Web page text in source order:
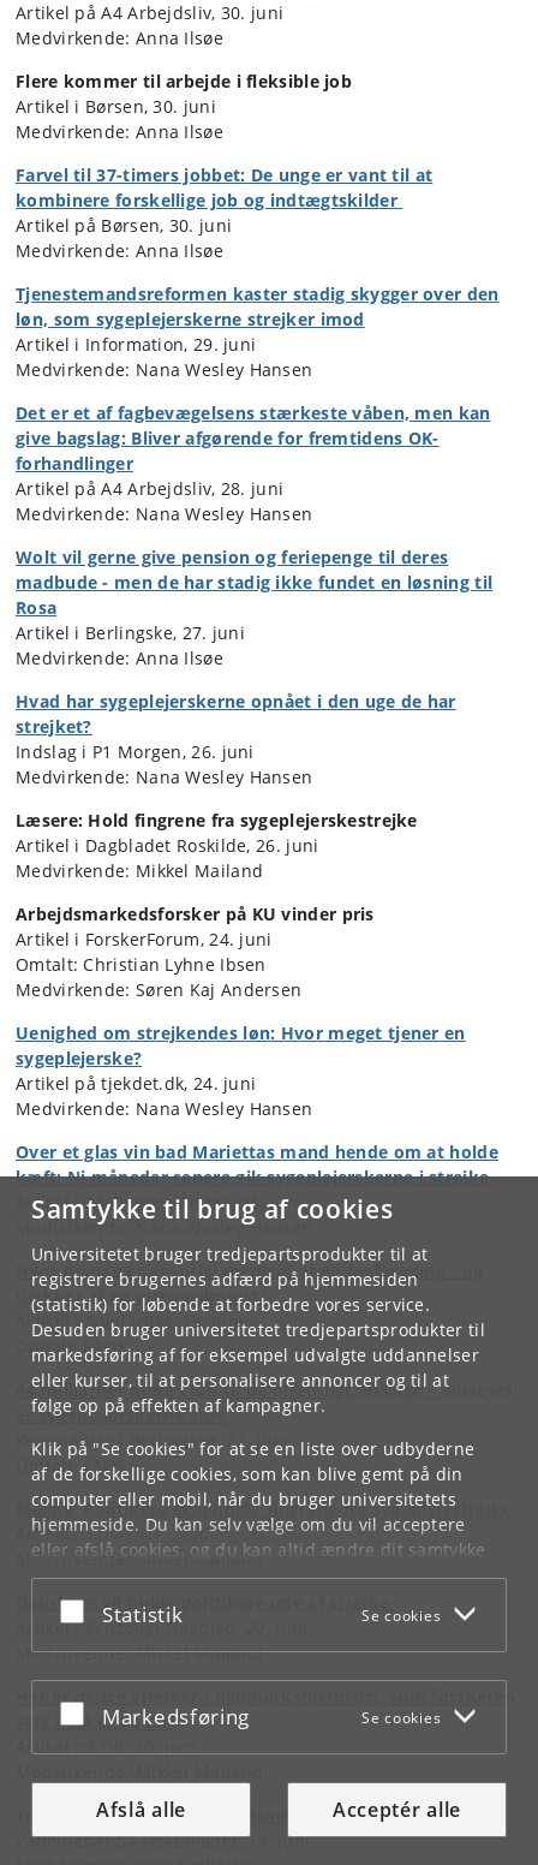
Samtykke til brug af cookies
Universitetet bruger tredjepartsprodukter til at
registrere brugernes adfærd på hjemmesiden
(statistik) for løbende at forbedre vores service.
Desuden bruger universitetet tredjepartsprodukter til
markedsføring af for eksempel udvalgte uddannelser
eller kurser, til at personalisere annoncer og til at
følge op på effekten af kampagner.
Klik på "Se cookies" for at se en liste over udbyderne
af de forskellige cookies, som kan blive gemt på din
computer eller mobil, når du bruger universitetets
hjemmeside. Du kan selv vælge om du vil acceptere
eller afslå cookies, og du kan altid ændre dit samtykke
underCookie- og privatlivspolitiksom du finder i
bunden af hver side.
Acceptér eller afslå
Statistik Se cookies
Acceptér eller afslå
Markedsføring Se cookies
Afslå alle Acceptér alle
Artikel på A4 Arbejdsliv, 30. juni
Medvirkende: Anna Ilsøe
Flere kommer til arbejde i fleksible job
Artikel i Børsen, 30. juni
Medvirkende: Anna Ilsøe
Farvel til 37-timers jobbet: De unge er vant til at
kombinere forskellige job og indtægtskilder
Artikel på Børsen, 30. juni
Medvirkende: Anna Ilsøe
Tjenestemandsreformen kaster stadig skygger over den
løn, som sygeplejerskerne strejker imod
Artikel i Information, 29. juni
Medvirkende: Nana Wesley Hansen
Det er et af fagbevægelsens stærkeste våben, men kan
give bagslag: Bliver afgørende for fremtidens OK-
forhandlinger
Artikel på A4 Arbejdsliv, 28. juni
Medvirkende: Nana Wesley Hansen
Wolt vil gerne give pension og feriepenge til deres
madbude - men de har stadig ikke fundet en løsning til
Rosa
Artikel i Berlingske, 27. juni
Medvirkende: Anna Ilsøe
Hvad har sygeplejerskerne opnået i den uge de har
strejket?
Indslag i P1 Morgen, 26. juni
Medvirkende: Nana Wesley Hansen
Læsere: Hold fingrene fra sygeplejerskestrejke
Artikel i Dagbladet Roskilde, 26. juni
Medvirkende: Mikkel Mailand
Arbejdsmarkedsforsker på KU vinder pris
Artikel i ForskerForum, 24. juni
Omtalt: Christian Lyhne Ibsen
Medvirkende: Søren Kaj Andersen
Uenighed om strejkendes løn: Hvor meget tjener en
sygeplejerske?
Artikel på tjekdet.dk, 24. juni
Medvirkende: Nana Wesley Hansen
Over et glas vin bad Mariettas mand hende om at holde
kæft: Ni måneder senere gik sygeplejerskerne istrejke
Artikel i A4 Overenskomst, 24. juni
Medvirkende: Nana Wesley Hansen
Hvor mange er egentlig medlem af en fagforening - og
dækketaf enoverenskomst?
Artikel i Solidaritet, 23. juni
Omtalt: FAOS
44 milliarder mere i løn til de offentligt ansatte – alligevel
er syge plejerskernesure
Kommentar i Berlingske, 22. juni
Omtalt: FAOS
Måling: Politikere skal holde fingrene fra sygeplejestrejke
Artikel i Kristeligt Dagblad, 20. juni
Medvirkende: Mikkel Mailand
Danskere vil holde politikere ude af strejke
Artikel i Kristeligt Dagblad, 20. juni
Medvirkende: Mikkel Mailand
Her er de tre strejker i danmarkshistorien, som forskeren
selv husker bedst
Truer EU den danske arbejdsmarkedsmodel?
Paneldebat på Folkemødet, 19. juni